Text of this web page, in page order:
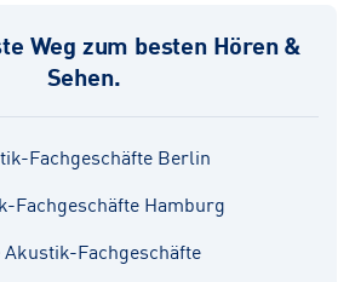
Weg zum besten Hören &
Sehen.
Fachgeschäfte Berlin
Fachgeschäfte Hamburg
Fachgeschäfte